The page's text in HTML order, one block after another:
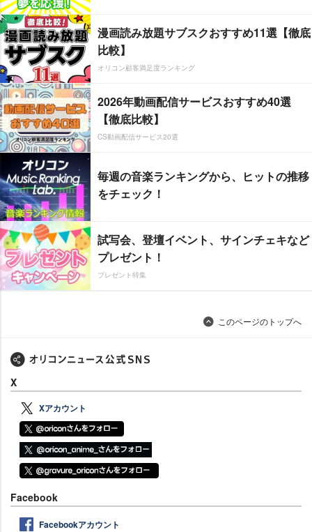
漫画読み放題サブスクおすすめ11選【徹底
比較】
オリコン顧客満足度ランキング
2026年動画配信サービスおすすめ40選
【徹底比較】
CS動画配信サービス20選
毎週の音楽ランキングから、ヒットの推移
をチェック！
試写会、登壇イベント、サインチェキなど
プレゼント！
プレゼント特集
このページのトップへ
X
Xアカウント
Facebook
Facebookアカウント